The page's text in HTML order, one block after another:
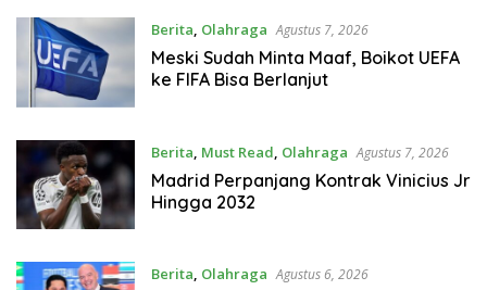
Berita, Olahraga Agustus 7, 2026
Meski Sudah Minta Maaf, Boikot UEFA
ke FIFA Bisa Berlanjut
Berita, Must Read, Olahraga Agustus 7, 2026
Madrid Perpanjang Kontrak Vinicius Jr
Hingga 2032
Berita, Olahraga Agustus 6, 2026